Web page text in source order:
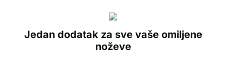
Jedan dodatak za sve vaše omiljene
noževe